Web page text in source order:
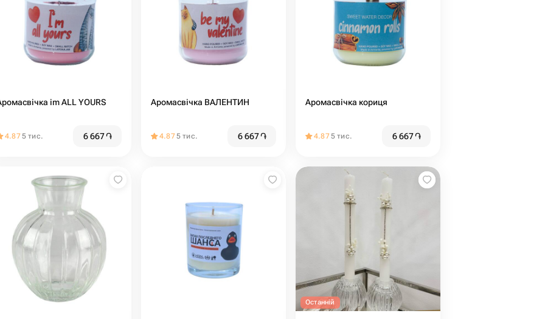
im ALL YOURS
4.875 тис. 6 667֏
Аромасвічка ВАЛЕНТИН
4.875 тис. 6 667֏
Аромасвічка кориця
4.875 тис. 6 667֏
Останній